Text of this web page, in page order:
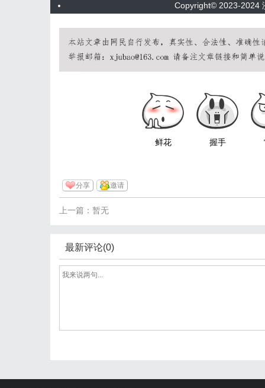
Copyright© 2023-2024
鲜花 握手
分享 邀请
上一篇：暂无
最新评论(0)